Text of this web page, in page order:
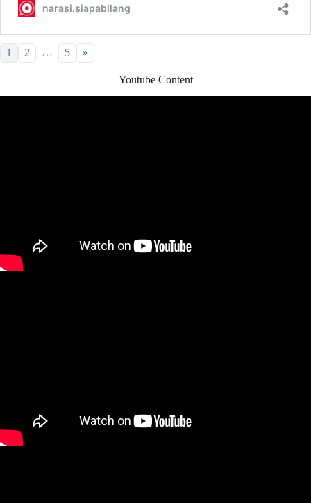
1 2 … 5 »
Youtube Content